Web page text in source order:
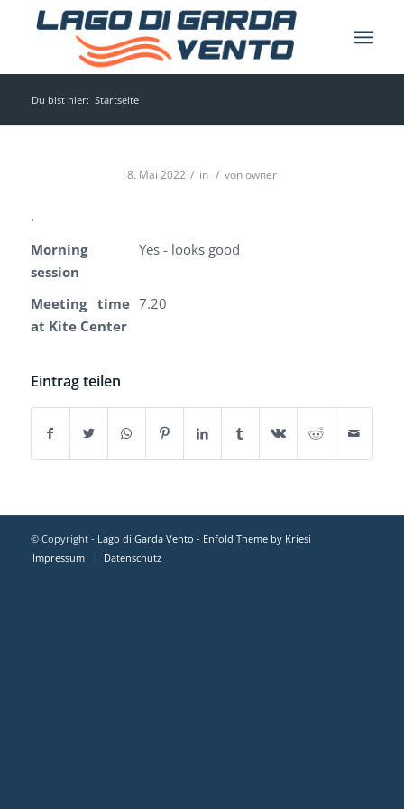
Du bist hier: Startseite
8. Mai 2022 / in / vonowner
.
Morning
session
Yes - looks good
Meeting time
at Kite Center
7.20
Eintrag teilen
© Copyright - Lago di Garda Vento - Enfold Theme by Kriesi
Impressum
Datenschutz